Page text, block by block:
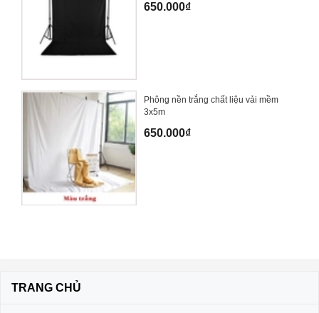
650.000₫
Phông nền trắng chất liệu vải mềm
3x5m
650.000₫
TRANG CHỦ